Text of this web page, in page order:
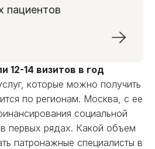
пациентов
12-14 визитов в год
которые можно получить
по регионам. Москва, с ее
социальной
первых рядах. Какой объем
патронажные специалисты в